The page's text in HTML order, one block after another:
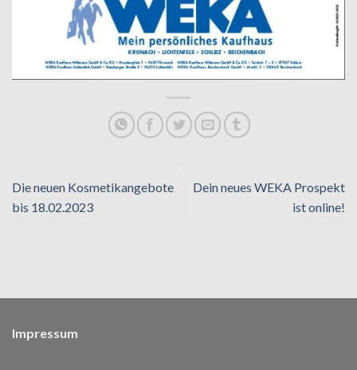
Die neuen Kosmetikangebote
bis 18.02.2023
Dein neues WEKA Prospekt
ist online!
Impressum